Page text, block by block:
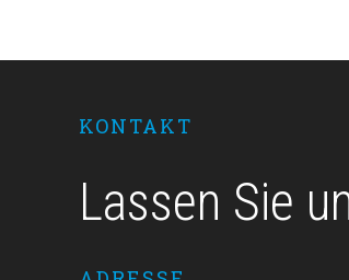
KONTAKT
Lassen Sie